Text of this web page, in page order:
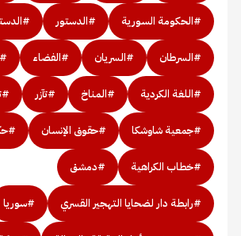
#الحكومة السورية #الدستور
#السرطان #السريان #الفضاء
#اللغة الكردية #المناخ #تآزر
#جمعية شاوشكا #حقوق الإنسان
#خطاب الكراهية #دمشق
#رابطة دار لضحايا التهجير القسري #سوريا